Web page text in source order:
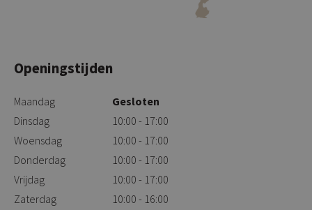
Openingstijden
Maandag
Gesloten
Dinsdag
10:00 - 17:00
Woensdag
10:00 - 17:00
Donderdag
10:00 - 17:00
Vrijdag
10:00 - 17:00
Zaterdag
10:00 - 16:00